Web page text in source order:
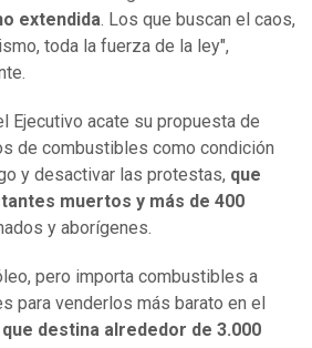
extendida. Los que buscan el caos,
toda la fuerza de la ley",
Ejecutivo acate su propuesta de
de combustibles como condición
y desactivar las protestas, que
muertos y más de 400
y aborígenes.
pero importa combustibles a
para venderlos más barato en el
destina alrededor de 3.000